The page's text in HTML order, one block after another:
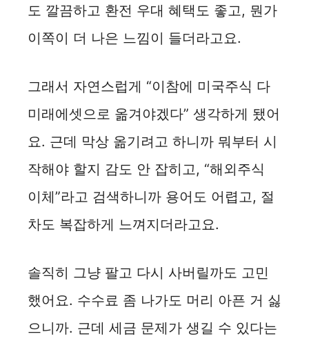
도 깔끔하고 환전 우대 혜택도 좋고, 뭔가
이쪽이 더 나은 느낌이 들더라고요.
그래서 자연스럽게 “이참에 미국주식 다
미래에셋으로 옮겨야겠다” 생각하게 됐어
요. 근데 막상 옮기려고 하니까 뭐부터 시
작해야 할지 감도 안 잡히고, “해외주식
이체”라고 검색하니까 용어도 어렵고, 절
차도 복잡하게 느껴지더라고요.
솔직히 그냥 팔고 다시 사버릴까도 고민
했어요. 수수료 좀 나가도 머리 아픈 거 싫
으니까. 근데 세금 문제가 생길 수 있다는